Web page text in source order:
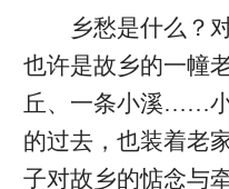
乡愁是什么？
也许是故乡的一幢
丘、一条小溪……
的过去，也装着老
子对故乡的惦念与